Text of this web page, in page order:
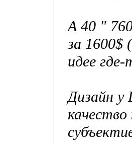
А 40 "
за 1600$
идее
Дизайн у